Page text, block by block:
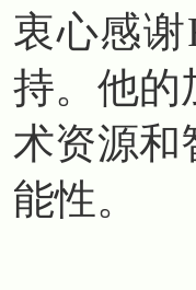
衷心感
持。他的
术资源和
能性。